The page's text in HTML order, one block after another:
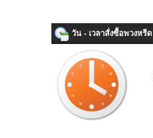
วัน - เวลาสั่งซื้อพวงหรีด